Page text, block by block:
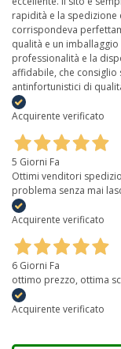
rapidità e la
corrispondeva
qualità e un
professionalità e la
affidabile, che
antinfortunistici di
Acquirente verificato
5 Giorni Fa
Ottimi venditori
problema senza mai
Acquirente verificato
6 Giorni Fa
ottimo prezzo, ottima
Acquirente verificato